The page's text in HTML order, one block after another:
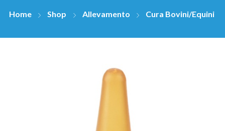
Home Shop Allevamento Cura Bovini/Equini